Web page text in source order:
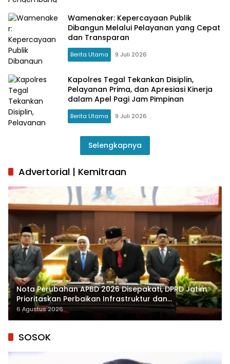
Wamenaker: Kepercayaan Publik
Dibangun Melalui Pelayanan yang Cepat
dan Transparan
Berita Utama 9 Juli 2026
Kapolres Tegal Tekankan Disiplin,
Pelayanan Prima, dan Apresiasi Kinerja
dalam Apel Pagi Jam Pimpinan
Berita Utama 9 Juli 2026
Selengkapnya
Advertorial | Kemitraan
Nota Perubahan APBD 2026 Disepakati, DPRD Jatim
Prioritaskan Perbaikan Infrastruktur dan
Penyelesaian TPG
6 Agustus 2026
SOSOK